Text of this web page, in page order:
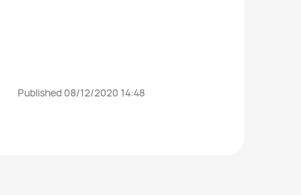
Published 08/12/2020 14:48